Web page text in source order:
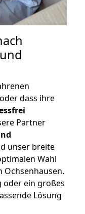
dass ihre
Partner
unser breite
Wahl
oder ein großes
Lösung